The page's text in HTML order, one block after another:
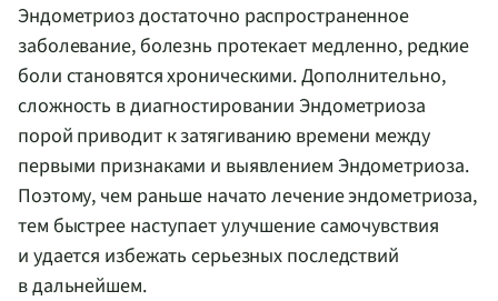
Эндометриоз достаточно распространенное
заболевание, болезнь протекает медленно, редкие
боли становятся хроническими. Дополнительно,
сложность в диагностировании Эндометриоза
порой приводит к затягиванию времени между
первыми признаками и выявлением Эндометриоза.
Поэтому, чем раньше начато лечение эндометриоза,
тем быстрее наступает улучшение самочувствия
и удается избежать серьезных последствий
в дальнейшем.